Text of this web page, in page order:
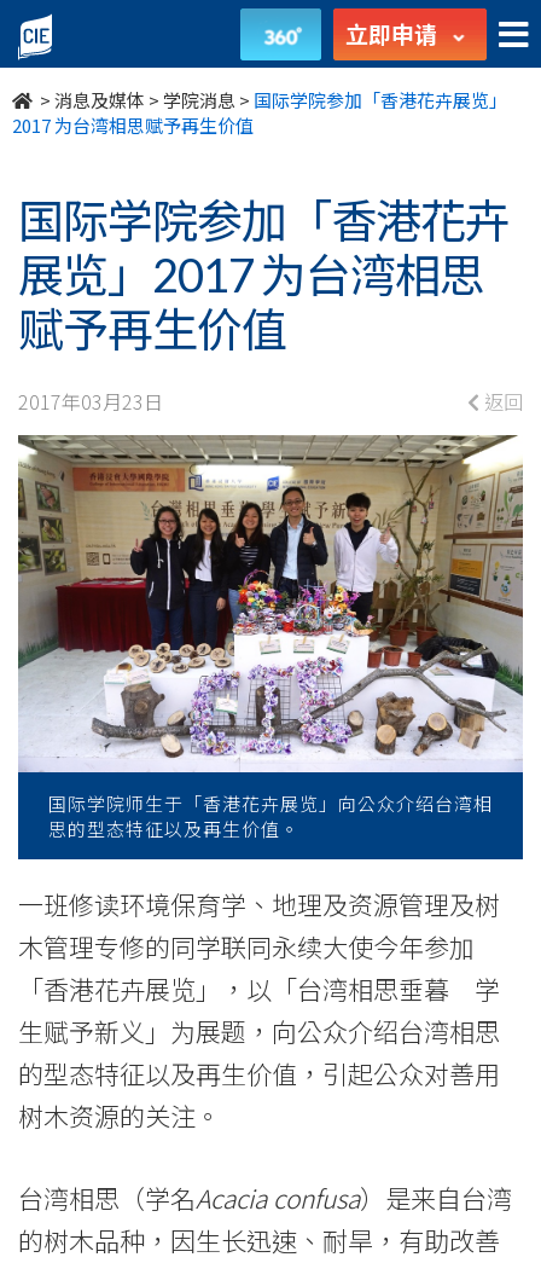
国
际
学
参
加
「香
港
花
卉
展
览」
2017
为
台
相
思
赋
予
再
生
值
立即申请
>消息及媒体 >学院消息 > 国际学院参加「香港花卉展览」
2017 为台湾相思赋予再生价值
国际学院参加「香港花卉
展览」2017 为台湾相思
赋予再生价值
2017年03月23日 返回
国际学院师生于「香港花卉展览」向公众介绍台湾相
思的型态特征以及再生价值。
一班修读环境保育学、地理及资源管理及树
木管理专修的同学联同永续大使今年参加
「香港花卉展览」，以「台湾相思垂暮 学
生赋予新义」为展题，向公众介绍台湾相思
的型态特征以及再生价值，引起公众对善用
树木资源的关注。
台湾相思（学名Acacia confusa）是来自台湾
的树木品种，因生长迅速、耐旱，有助改善